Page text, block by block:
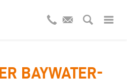
BAYWATER-